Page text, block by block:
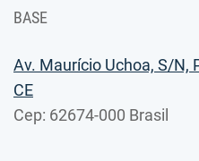
BASE
Av. Maurício Uchoa, S/N,
CE
Cep: 62674-000 Brasil